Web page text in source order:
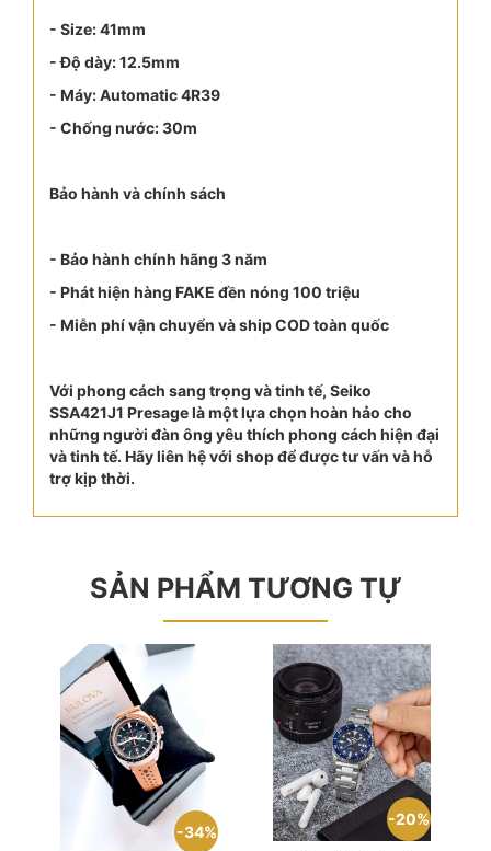
- Size: 41mm
- Độ dày: 12.5mm
- Máy: Automatic 4R39
- Chống nước: 30m
Bảo hành và chính sách
- Bảo hành chính hãng 3 năm
- Phát hiện hàng FAKE đền nóng 100 triệu
- Miễn phí vận chuyển và ship COD toàn quốc
Với phong cách sang trọng và tinh tế, Seiko
SSA421J1 Presage là một lựa chọn hoàn hảo cho
những người đàn ông yêu thích phong cách hiện đại
và tinh tế. Hãy liên hệ với shop để được tư vấn và hỗ
trợ kịp thời.
SẢN PHẨM TƯƠNG TỰ
34%
20%